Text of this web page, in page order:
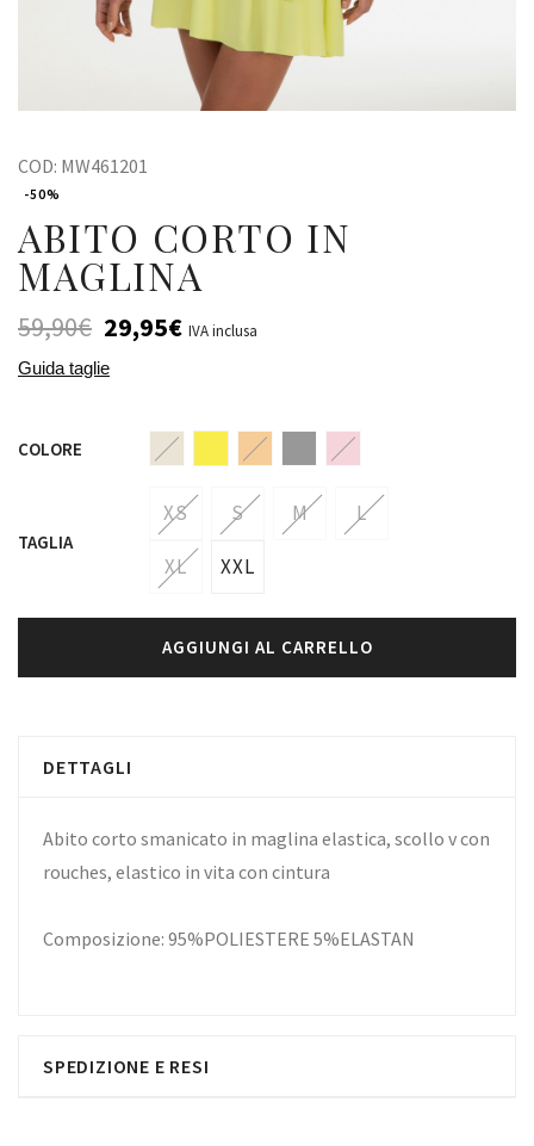
COD: MW461201
-50%
ABITO CORTO IN
MAGLINA
59,90€ 29,95€ IVA inclusa
Guida taglie
COLORE
TAGLIA
XS S M L
XL XXL
AGGIUNGI AL CARRELLO
DETTAGLI
Abito corto smanicato in maglina elastica, scollo v con
rouches, elastico in vita con cintura
Composizione: 95%POLIESTERE 5%ELASTAN
SPEDIZIONE E RESI